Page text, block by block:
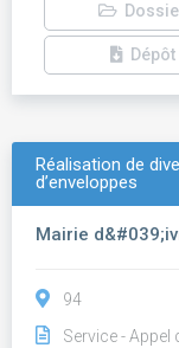
Dépôt
Réalisation de
d’enveloppes
Mairie
94
Service - Appel